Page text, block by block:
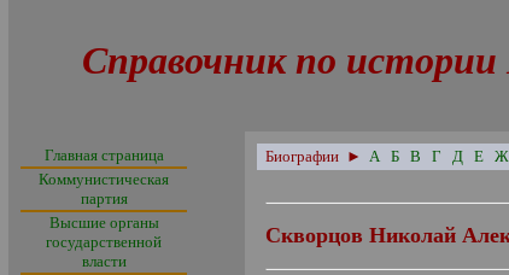
Справочник по
Главная страница
Коммунистическая
партия
Высшие органы
государственной
власти
Биографии ► А Б В Г Д Е Ж
Скворцов Николай